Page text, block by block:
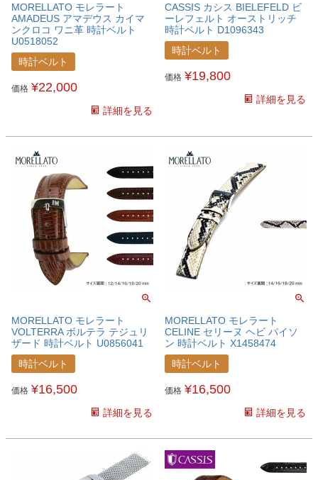
MORELLATO モレラート
AMADEUS アマデウス カイマ
ンクロコ ワニ革 時計ベルト
U0518052
時計ベルト
価格 ¥22,000
詳細を見る
CASSIS カシス BIELEFELD ビ
ーレフェルト オーストリッチ
時計ベルト D1096343
時計ベルト
価格 ¥19,800
詳細を見る
MORELLATO モレラート
VOLTERRA ボルテラ テジュリ
ザード 時計ベルト U0856041
時計ベルト
価格 ¥16,500
詳細を見る
MORELLATO モレラート
CELINE セリーヌ ヘビ パイソ
ン 時計ベルト X1458474
時計ベルト
価格 ¥16,500
詳細を見る